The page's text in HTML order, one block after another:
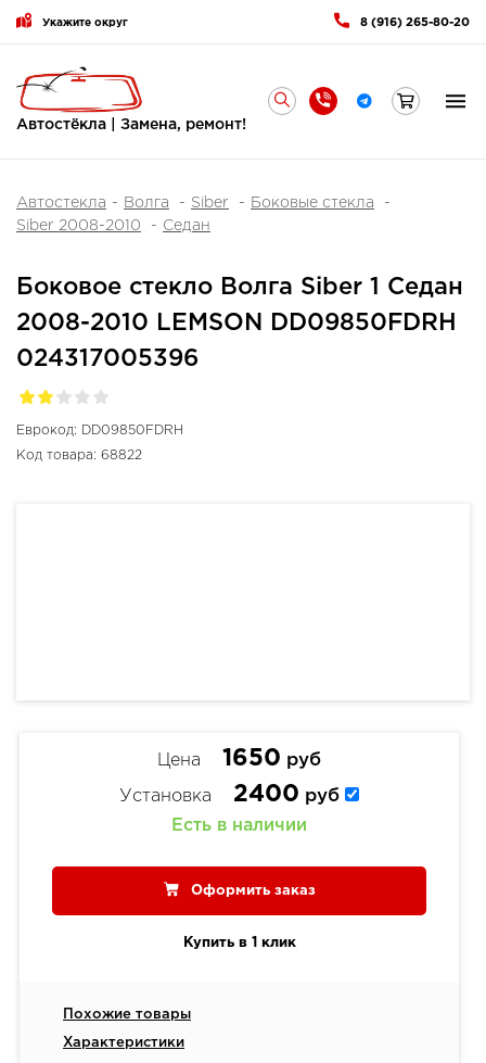
Укажите округ 8 (916) 265-80-20
Автостёкла | Замена, ремонт!
Автостекла Волга Siber
Боковые стекла
Siber 2008-2010
Седан
Боковое стекло Волга Siber 1 Седан
2008-2010 LEMSON DD09850FDRH
024317005396
Еврокод: DD09850FDRH
Код товара: 68822
Цена 1650 руб
Установка 2400 руб
Есть в наличии
Оформить заказ
Купить в 1 клик
Похожие товары
Характеристики